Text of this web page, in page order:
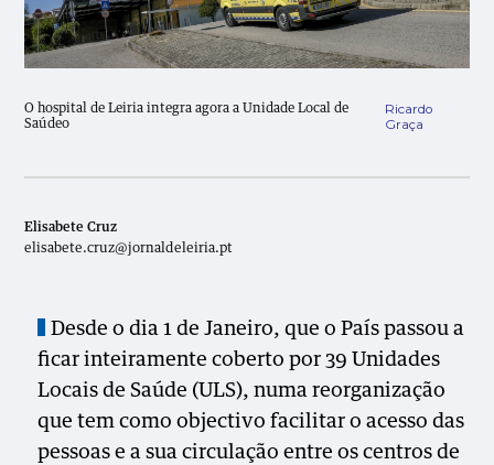
O hospital de Leiria integra agora a Unidade Local de
Saúdeo
Ricardo
Graça
Elisabete Cruz
elisabete.cruz@jornaldeleiria.pt
Desde o dia 1 de Janeiro, que o País passou a
ficar inteiramente coberto por 39 Unidades
Locais de Saúde (ULS), numa reorganização
que tem como objectivo facilitar o acesso das
pessoas e a sua circulação entre os centros de